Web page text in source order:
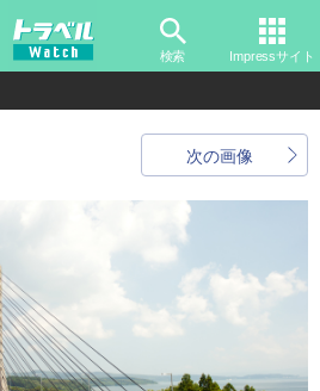
検索 Impressサイト
次の画像